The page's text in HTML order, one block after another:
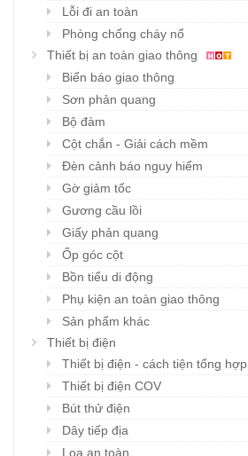
Lỗi đi an toàn
Phòng chống cháy nổ
Thiết bị an toàn giao thông
Biển báo giao thông
Sơn phản quang
Bộ đàm
Cột chắn - Giải cách mềm
Đèn cảnh báo nguy hiểm
Gờ giảm tốc
Gương cầu lồi
Giấy phản quang
Ốp góc cột
Bồn tiểu di động
Phụ kiện an toàn giao thông
Sản phẩm khác
Thiết bị điện
Thiết bị điện - cách tiện tổng hợp
Thiết bị điện COV
Bút thử điện
Dây tiếp địa
Loa an toàn